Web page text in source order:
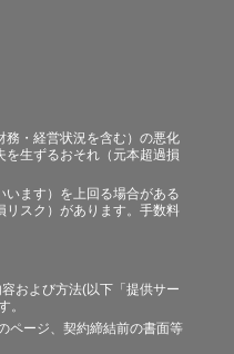
務・経営状況を含む）の悪化
生ずるおそれ（元本超過損
ます）を上回る場合がある
リスク）があります。手数料
および方法(以下「提供サー
。
ページ、契約締結前の書面等